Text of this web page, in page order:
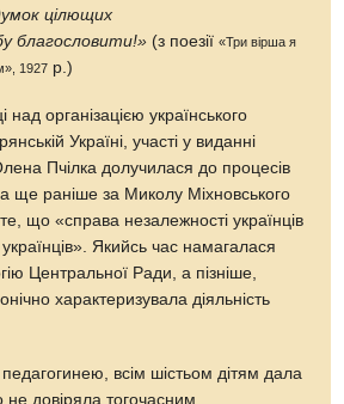
цілющих
благословити!» (з поезії«Три вірша я
1927 р.)
над організацією українського
Україні, участі у виданні
Пчілка долучилася до процесів
ще раніше за Миколу Міхновського
що «справа незалежності українців
Якийсь час намагалася
Центральної Ради, а пізніше,
характеризувала діяльність
всім шістьом дітям дала
довіряла тогочасним